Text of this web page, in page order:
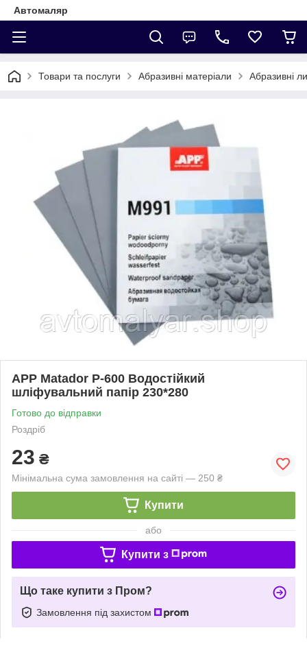
Автомаляр
Товари та послуги Абразивні матеріали Абразивні
АРР Matador Р-600 Водостійкий
шліфувальний папір 230*280
Готово до відправки
Роздріб
23 ₴
Мінімальна сума замовлення на сайті — 250 ₴
Купити
або
Купити з
Що таке купити з Пром?
Замовлення під захистом